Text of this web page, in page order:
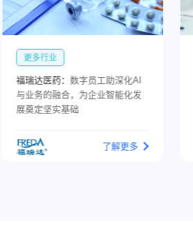
公共事业
昆明市医疗保障局：为医保报销
业务提质增效，进一步推动了医
保信息化建设
了解更多